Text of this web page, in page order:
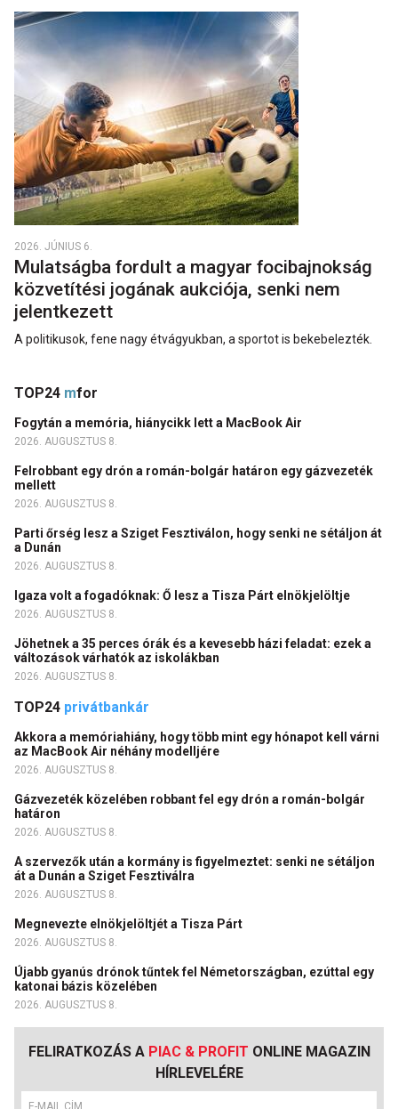
2026. JÚNIUS 6.
Mulatságba fordult a magyar focibajnokság
közvetítési jogának aukciója, senki nem
jelentkezett
A politikusok, fene nagy étvágyukban, a sportot is bekebelezték.
TOP24 mfor
Fogytán a memória, hiánycikk lett a MacBook Air
2026. AUGUSZTUS 8.
Felrobbant egy drón a román-bolgár határon egy gázvezeték
mellett
2026. AUGUSZTUS 8.
Parti őrség lesz a Sziget Fesztiválon, hogy senki ne sétáljon át
a Dunán
2026. AUGUSZTUS 8.
Igaza volt a fogadóknak: Ő lesz a Tisza Párt elnökjelöltje
2026. AUGUSZTUS 8.
Jöhetnek a 35 perces órák és a kevesebb házi feladat: ezek a
változások várhatók az iskolákban
2026. AUGUSZTUS 8.
TOP24 privátbankár
Akkora a memóriahiány, hogy több mint egy hónapot kell várni
az MacBook Air néhány modelljére
2026. AUGUSZTUS 8.
Gázvezeték közelében robbant fel egy drón a román-bolgár
határon
2026. AUGUSZTUS 8.
A szervezők után a kormány is figyelmeztet: senki ne sétáljon
át a Dunán a Sziget Fesztiválra
2026. AUGUSZTUS 8.
Megnevezte elnökjelöltjét a Tisza Párt
2026. AUGUSZTUS 8.
Újabb gyanús drónok tűntek fel Németországban, ezúttal egy
katonai bázis közelében
2026. AUGUSZTUS 8.
FELIRATKOZÁS A PIAC & PROFIT ONLINE MAGAZIN
HÍRLEVELÉRE